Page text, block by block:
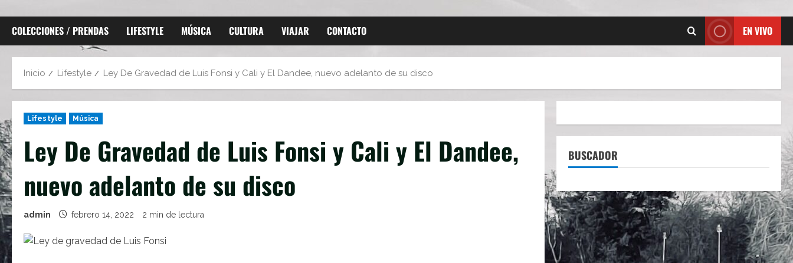
COLECCIONES / PRENDAS LIFESTYLE MÚSICA CULTURA VIAJAR CONTACTO EN VIVO
Inicio Lifestyle Ley De Gravedad de Luis Fonsi y Cali y El Dandee, nuevo adelanto de su disco
Lifestyle Música
Ley De Gravedad de Luis Fonsi y Cali y El Dandee,
nuevo adelanto de su disco
admin febrero 14, 2022 2 min de lectura
BUSCADOR